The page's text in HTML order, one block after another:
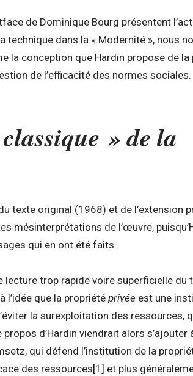
de Dominique Bourg présentent
technique dans la « Modernité », nous
la conception que Hardin propose de la
de l’efficacité des normes sociales.
» de la
texte original (1968) et de l’extension
mésinterprétations de l’œuvre,
qui en ont été faits.
lecture trop rapide voire superficielle du
l’idée que la propriété privée est une
la surexploitation des ressources,
d’Hardin viendrait alors s’ajouter
qui défend l’institution de la
des ressources[1] et plus